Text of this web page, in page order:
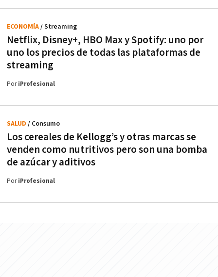
Netflix, Disney+, HBO Max y Spotify: uno por
uno los precios de todas las plataformas de
streaming
ECONOMÍA/ Streaming
PoriProfesional
Los cereales de Kellogg’s y otras marcas se
venden como nutritivos pero son una bomba
de azúcar y aditivos
SALUD / Consumo
PoriProfesional